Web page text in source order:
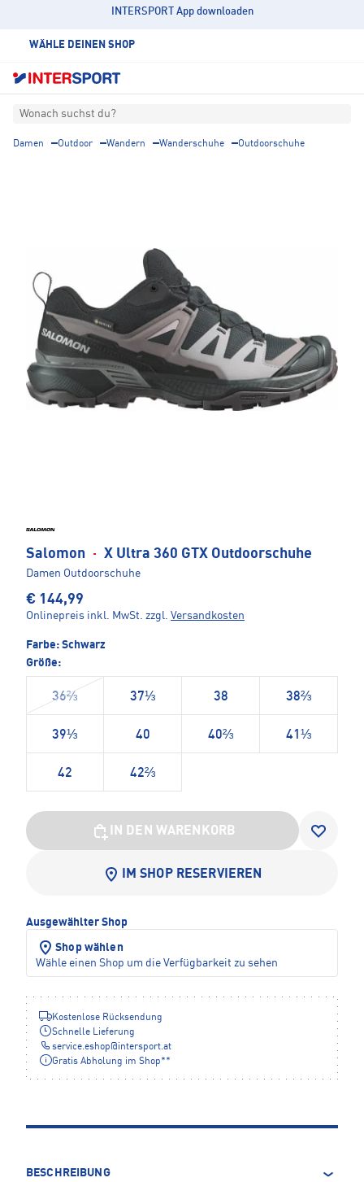
INTERSPORT App downloaden
WÄHLE DEINEN SHOP
Wonach suchst du?
Damen Outdoor Wandern Wanderschuhe Outdoorschuhe
Salomon · X Ultra 360 GTX Outdoorschuhe
Damen Outdoorschuhe
€ 144,99
Onlinepreis inkl. MwSt. zzgl. Versandkosten
Farbe: Schwarz
Größe:
36⅔ 37⅓ 38 38⅔
39⅓ 40 40⅔ 41⅓
42 42⅔
IN DEN WARENKORB
IM SHOP RESERVIEREN
Ausgewählter Shop
Shop wählen
Wähle einen Shop um die Verfügbarkeit zu sehen
Kostenlose Rücksendung
Schnelle Lieferung
service.eshop@intersport.at
Gratis Abholung im Shop**
BESCHREIBUNG